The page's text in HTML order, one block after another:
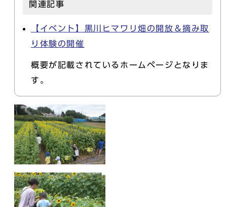
関連記事
【イベント】黒川ヒマワリ畑の開放＆摘み取
り体験の開催
概要が記載されているホームページとなりま
す。